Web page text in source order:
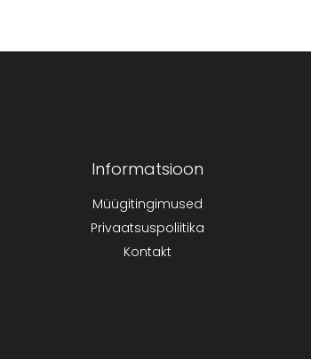
Informatsioon
Müügitingimused
Privaatsuspoliitika
Kontakt